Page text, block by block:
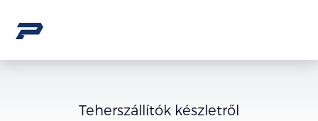
Teherszállítók készletről